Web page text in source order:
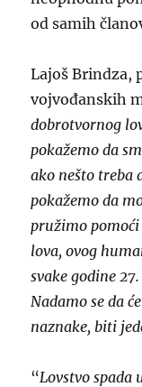
od samih
Lajoš Brindza,
vojvođanskih
dobrotvornog
pokažemo da
ako nešto treba
pokažemo da
pružimo
lova, ovog
svake godine
Nadamo se da
naznake, biti
“Lovstvo spada